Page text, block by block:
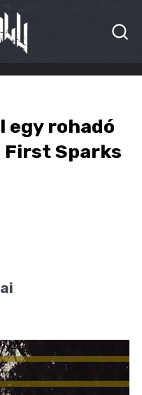
egy rohadó
First Sparks